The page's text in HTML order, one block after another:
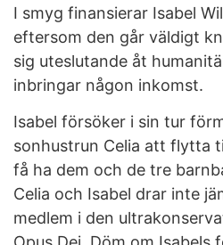
I smyg finansierar Isabel
eftersom den går väldigt
sig uteslutande åt
inbringar någon inkomst.
Isabel försöker i sin tur
sonhustrun Celia att flytta
få ha dem och de tre
Celia och Isabel drar inte
medlem i den